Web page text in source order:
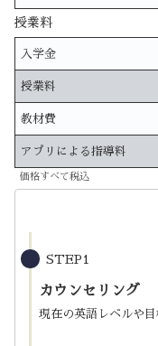
授業料
入学金
授業料
教材費
アプリによる指導料
価格すべて税込
STEP1
カウンセリング
現在の英語レベルや